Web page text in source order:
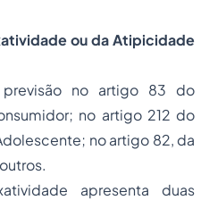
ou da Atipicidade
no artigo 83 do
no artigo 212 do
no artigo 82, da
apresenta duas